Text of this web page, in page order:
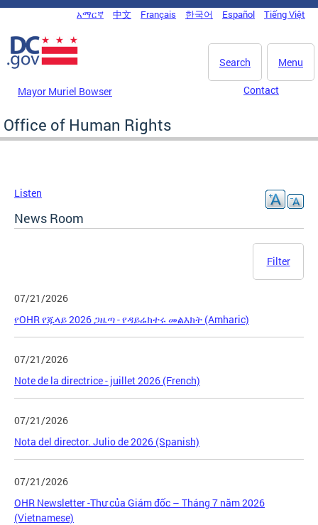
Skip to main content
DC Agency Top Menu
አማርኛ 中文 Français 한국어 Español Tiếng Việt
Menu
Search
Mayor Muriel Bowser Contact
Office of Human Rights
Listen
News Room
Filter
07/21/2026
የOHR የጁላይ 2026 ጋዜጣ - የዳይሬክተሩ መልእክት (Amharic)
07/21/2026
Note de la directrice - juillet 2026 (French)
07/21/2026
Nota del director. Julio de 2026 (Spanish)
07/21/2026
OHR Newsletter -Thư của Giám đốc – Tháng 7 năm 2026
(Vietnamese)